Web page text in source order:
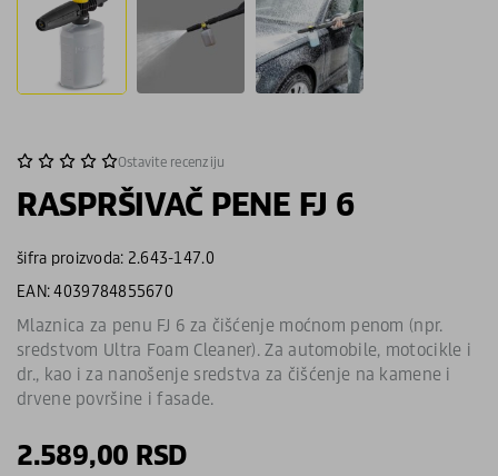
Ostavite recenziju
RASPRŠIVAČ PENE FJ 6
šifra proizvoda: 2.643-147.0
EAN: 4039784855670
Mlaznica za penu FJ 6 za čišćenje moćnom penom (npr.
sredstvom Ultra Foam Cleaner). Za automobile, motocikle i
dr., kao i za nanošenje sredstva za čišćenje na kamene i
drvene površine i fasade.
2.589,00 RSD